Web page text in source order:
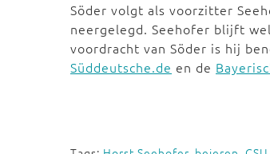
Söder volgt als voorzitter
neergelegd. Seehofer blijft
voordracht van Söder is hij
Süddeutsche.de en de